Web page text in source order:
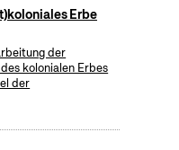
Erbe
der
kolonialen Erbes
der